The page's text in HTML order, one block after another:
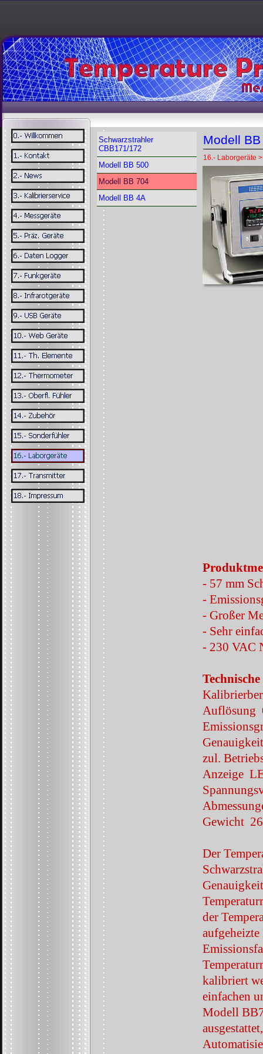
Schwarzstrahler
CBB171/172
Modell BB 500
Modell BB 704
Modell BB 4A
Modell
16.- Laborgeräte
- 57 mm
-
- Großer
- Sehr
- 230 VAC
Auflösung
zul.
Anzeige
Gewicht
Der
der
kalibriert
einfachen
Modell